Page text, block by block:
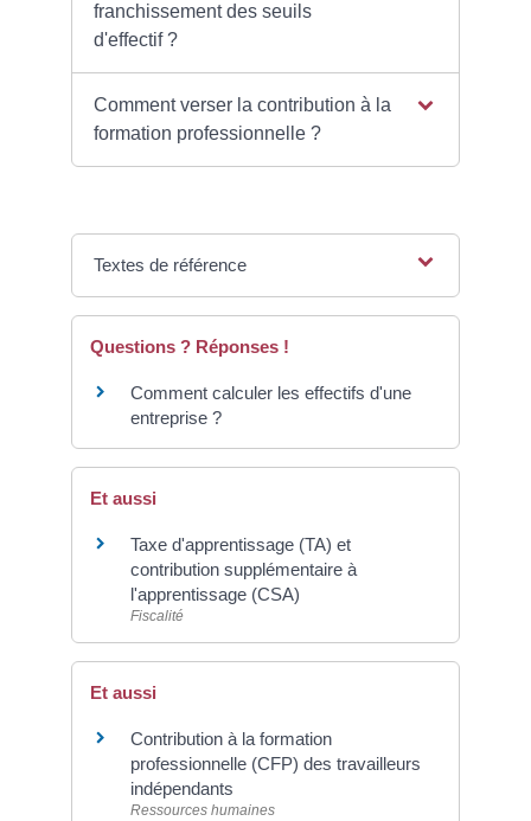
franchissement des seuils
d'effectif ?
Comment verser la contribution à la
formation professionnelle ?
Textes de référence
Questions ? Réponses !
Comment calculer les effectifs d'une
entreprise ?
Et aussi
Taxe d'apprentissage (TA) et
contribution supplémentaire à
l'apprentissage (CSA)
Fiscalité
Et aussi
Contribution à la formation
professionnelle (CFP) des travailleurs
indépendants
Ressources humaines